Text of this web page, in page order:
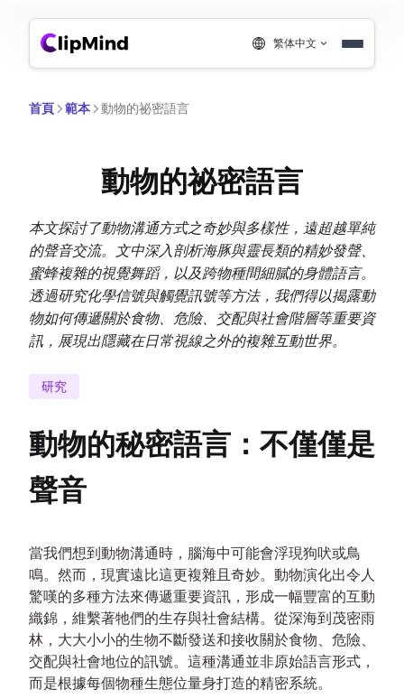
繁体中文
首頁 範本 動物的祕密語言
動物的祕密語言
本文探討了動物溝通方式之奇妙與多樣性，遠超越單純
的聲音交流。文中深入剖析海豚與靈長類的精妙發聲、
蜜蜂複雜的視覺舞蹈，以及跨物種間細膩的身體語言。
透過研究化學信號與觸覺訊號等方法，我們得以揭露動
物如何傳遞關於食物、危險、交配與社會階層等重要資
訊，展現出隱藏在日常視線之外的複雜互動世界。
研究
動物的秘密語言：不僅僅是
聲音
當我們想到動物溝通時，腦海中可能會浮現狗吠或鳥
鳴。然而，現實遠比這更複雜且奇妙。動物演化出令人
驚嘆的多種方法來傳遞重要資訊，形成一幅豐富的互動
織錦，維繫著牠們的生存與社會結構。從深海到茂密雨
林，大大小小的生物不斷發送和接收關於食物、危險、
交配與社會地位的訊號。這種溝通並非原始語言形式，
而是根據每個物種生態位量身打造的精密系統。